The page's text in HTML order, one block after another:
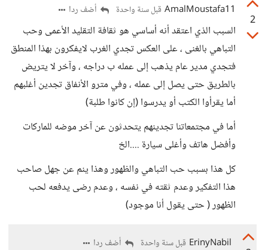
2
AmalMoustafa11 قبل سنة واحدة أضف ردا
السبب الذي اعتقد أنه أساسي هو ثقافة التقليد الأعمى وحب
التباهي بالغنى ، على العكس تجدي الغرب لايفكرون بهذا المنطق
فتجدي مدير عام يذهب إلى عمله ب دراجه ، وآخر لا يتريض
بالطريق حتى يصل إلى عمله ، وفي مترو الأنفاق تجدين أغلبهم
أما يقرأوا الكتب أو يدرسوا (إن كانوا طلبة)
أما في مجتمعاتنا تجدينهم يتحدثون عن آخر موضه للماركات
وأفضل هاتف وأغلى سيارة ....الخ
كل هذا بسبب حب التباهي والظهور وهذا ينم عن جهل صاحب
هذا التفكير وعدم ثقته في نفسه ، وعدم رضى يدفعه لحب
الظهور ( حتى يقول أنا موجود)
ErinyNabil قبل سنة واحدة أضف ردا